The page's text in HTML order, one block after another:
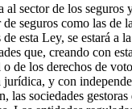
sector de los
seguros como las
esta Ley, se estará
que, creando con
los derechos de
y con
las sociedades